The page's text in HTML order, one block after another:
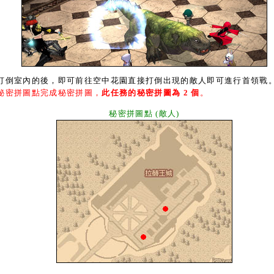
室內的後，即可前往空中花園直接打倒出現的敵人即可進行首領戰
密拼圖點完成秘密拼圖，此任務的秘密拼圖為 2 個 。
秘密拼圖點 (敵人)